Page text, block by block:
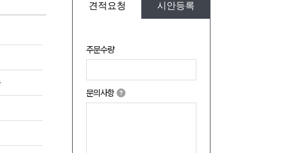
견적요청 시안등록
주문수량
문의사항